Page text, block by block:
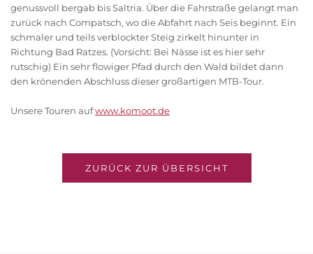
genussvoll bergab bis Saltria. Über die Fahrstraße gelangt man
zurück nach Compatsch, wo die Abfahrt nach Seis beginnt. Ein
schmaler und teils verblockter Steig zirkelt hinunter in
Richtung Bad Ratzes. (Vorsicht: Bei Nässe ist es hier sehr
rutschig) Ein sehr flowiger Pfad durch den Wald bildet dann
den krönenden Abschluss dieser großartigen MTB-Tour.
Unsere Touren aufwww.komoot.de
ZURÜCK ZUR ÜBERSICHT